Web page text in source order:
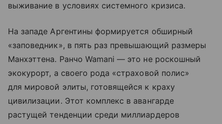
выживание в условиях системного кризиса.
На западе Аргентины формируется обширный
«заповедник», в пять раз превышающий размеры
Манхэттена. Ранчо Wamani — это не роскошный
экокурорт, а своего рода «страховой полис»
для мировой элиты, готовящейся к краху
цивилизации. Этот комплекс в авангарде
растущей тенденции среди миллиардеров